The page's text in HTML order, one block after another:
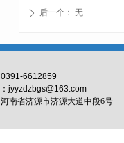
ꄲ 后一个： 无
0391-6612859
jyyzdzbgs@163.com
南省济源市济源大道中段6号